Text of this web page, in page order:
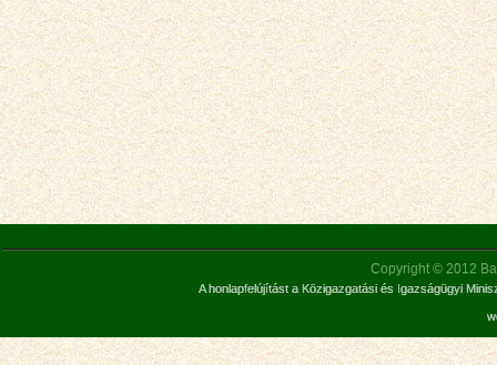
Copyright © 2012
A honlapfelújítást a Közigazgatási és Igazságügyi